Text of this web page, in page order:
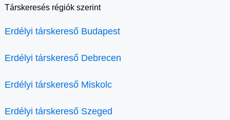
Társkeresés régiók szerint
Erdélyi társkereső Budapest
Erdélyi társkereső Debrecen
Erdélyi társkereső Miskolc
Erdélyi társkereső Szeged